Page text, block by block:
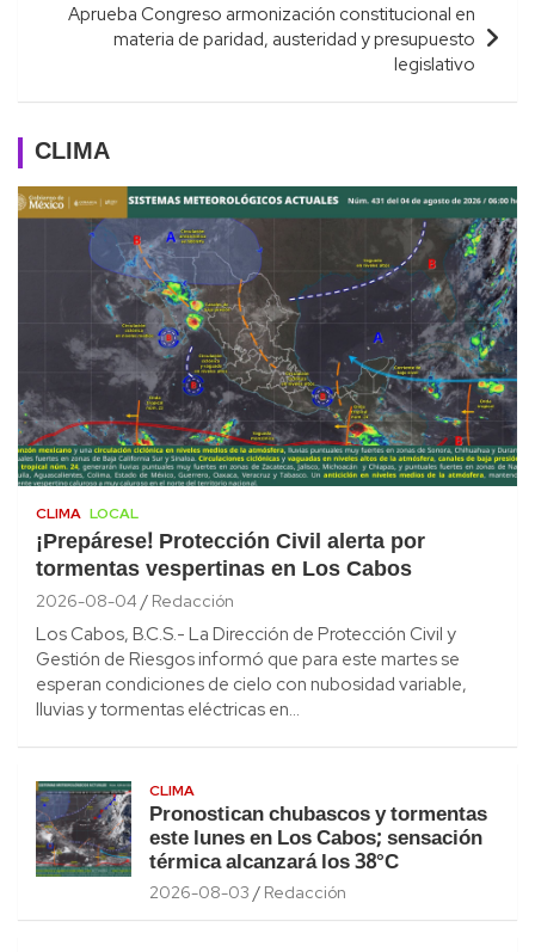
Aprueba Congreso armonización constitucional en
materia de paridad, austeridad y presupuesto
legislativo
CLIMA
CLIMA LOCAL
¡Prepárese! Protección Civil alerta por
tormentas vespertinas en Los Cabos
2026-08-04 Redacción
Los Cabos, B.C.S.- La Dirección de Protección Civil y
Gestión de Riesgos informó que para este martes se
esperan condiciones de cielo con nubosidad variable,
lluvias y tormentas eléctricas en…
CLIMA
Pronostican chubascos y tormentas
este lunes en Los Cabos; sensación
térmica alcanzará los 38°C
2026-08-03 Redacción